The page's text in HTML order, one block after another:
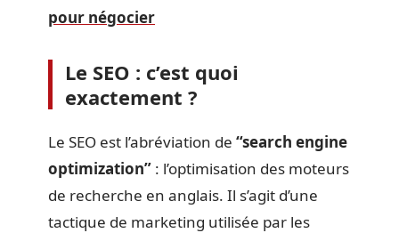
pour négocier
Le SEO : c’est quoi
exactement ?
Le SEO est l’abréviation de “search engine
optimization” : l’optimisation des moteurs
de recherche en anglais. Il s’agit d’une
tactique de marketing utilisée par les